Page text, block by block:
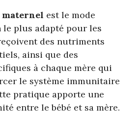
maternel est le mode
le plus adapté pour les
des nutriments
ainsi que des
à chaque mère qui
le système immunitaire
pratique apporte une
entre le bébé et sa mère.